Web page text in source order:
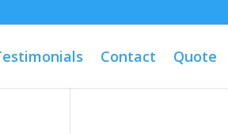
Contact Quote